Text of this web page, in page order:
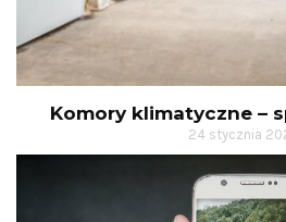
Komory klimatyczne –
24 stycznia